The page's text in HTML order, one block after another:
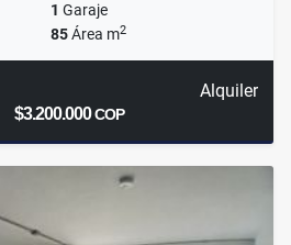
1 Garaje
85Área m2
Alquiler
$3.200.000COP